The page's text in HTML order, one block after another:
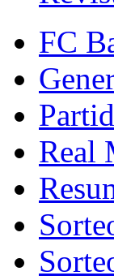
FC
Real